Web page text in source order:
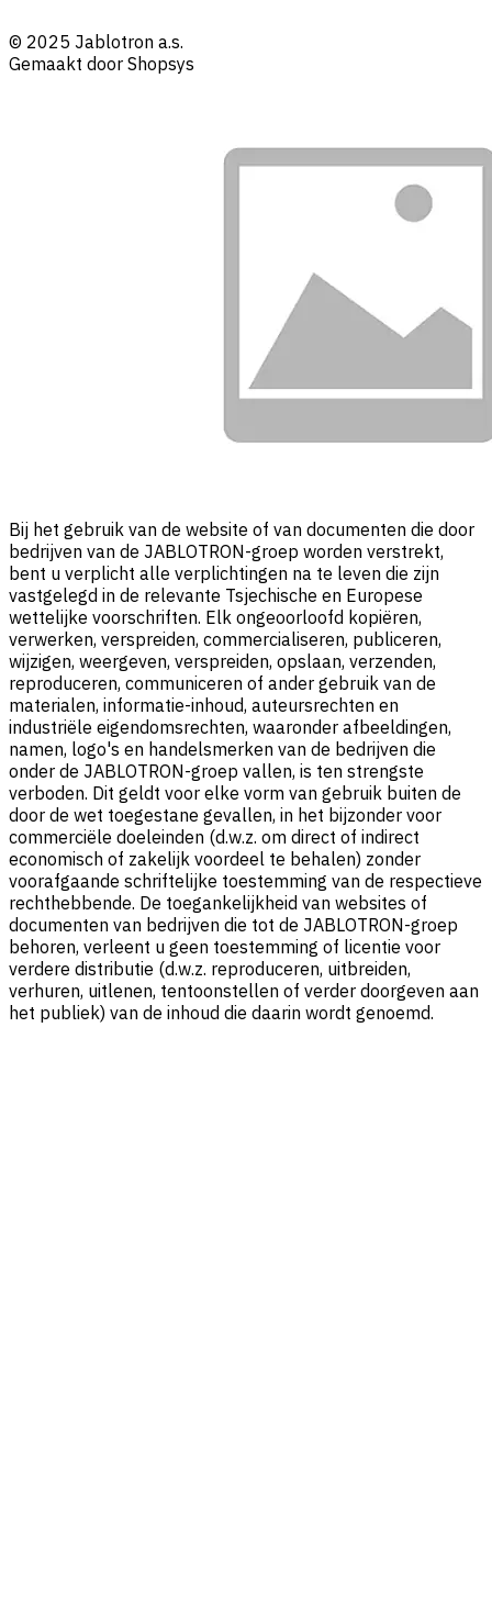
© 2025 Jablotron a.s.
Gemaakt door Shopsys
Bij het gebruik van de website of van documenten die door
bedrijven van de JABLOTRON-groep worden verstrekt,
bent u verplicht alle verplichtingen na te leven die zijn
vastgelegd in de relevante Tsjechische en Europese
wettelijke voorschriften. Elk ongeoorloofd kopiëren,
verwerken, verspreiden, commercialiseren, publiceren,
wijzigen, weergeven, verspreiden, opslaan, verzenden,
reproduceren, communiceren of ander gebruik van de
materialen, informatie-inhoud, auteursrechten en
industriële eigendomsrechten, waaronder afbeeldingen,
namen, logo's en handelsmerken van de bedrijven die
onder de JABLOTRON-groep vallen, is ten strengste
verboden. Dit geldt voor elke vorm van gebruik buiten de
door de wet toegestane gevallen, in het bijzonder voor
commerciële doeleinden (d.w.z. om direct of indirect
economisch of zakelijk voordeel te behalen) zonder
voorafgaande schriftelijke toestemming van de respectieve
rechthebbende. De toegankelijkheid van websites of
documenten van bedrijven die tot de JABLOTRON-groep
behoren, verleent u geen toestemming of licentie voor
verdere distributie (d.w.z. reproduceren, uitbreiden,
verhuren, uitlenen, tentoonstellen of verder doorgeven aan
het publiek) van de inhoud die daarin wordt genoemd.